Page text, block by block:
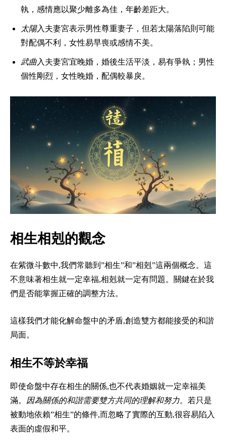
執，感情應以聚少離多為佳，年齡差距大。
太陽入夫妻宮表示男性尊重妻子，但若太陽落陷則可能
對配偶不利，女性易早喪或感情不美。
武曲入夫妻宮宜晚婚，婚後生活平淡，易有爭執；男性
個性剛烈，女性晚婚，配偶較暴戾。
相生相剋的觀念
在紫微斗數中,我們常聽到”相生”和”相剋”這兩個概念。這
不意味著相生就一定幸福,相剋就一定有問題。關鍵在於我
們是否能掌握正確的調整方法。
這樣我們才能化解命盤中的矛盾,創造雙方都能接受的和諧
局面。
相生不等於幸福
即使命盤中存在相生的關係,也不代表婚姻就一定幸福美
滿。 因為關係的和諧需要雙方共同的理解和努力。 若只是
被動地依賴”相生”的條件,而忽略了實際的互動,很容易陷入
表面的虛假和平。